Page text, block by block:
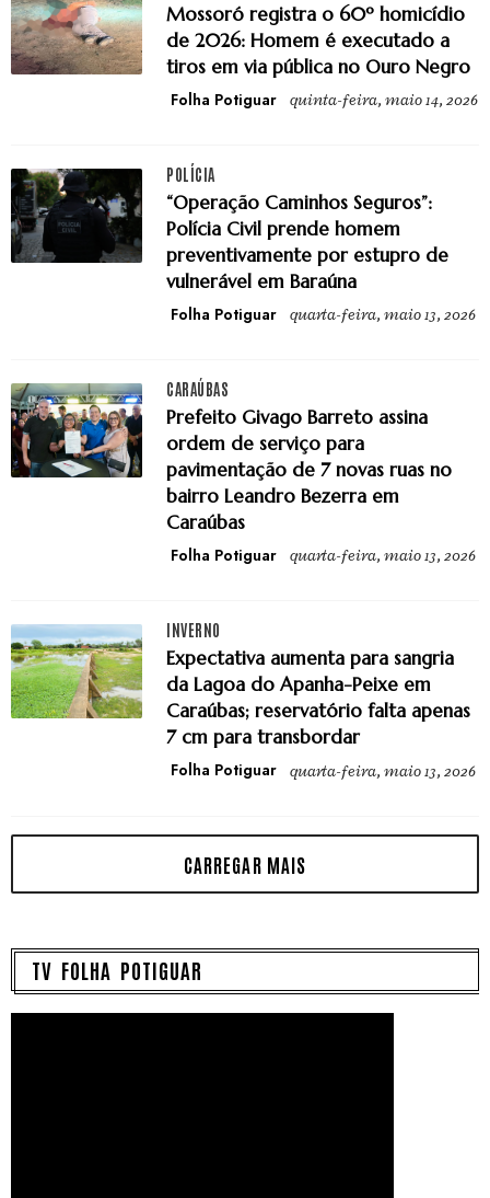
Mossoró registra o 60º homicídio
de 2026: Homem é executado a
tiros em via pública no Ouro Negro
Folha Potiguar quinta-feira, maio 14, 2026
POLÍCIA
“Operação Caminhos Seguros”:
Polícia Civil prende homem
preventivamente por estupro de
vulnerável em Baraúna
Folha Potiguar quarta-feira, maio 13, 2026
CARAÚBAS
Prefeito Givago Barreto assina
ordem de serviço para
pavimentação de 7 novas ruas no
bairro Leandro Bezerra em
Caraúbas
Folha Potiguar quarta-feira, maio 13, 2026
INVERNO
Expectativa aumenta para sangria
da Lagoa do Apanha-Peixe em
Caraúbas; reservatório falta apenas
7 cm para transbordar
Folha Potiguar quarta-feira, maio 13, 2026
TV FOLHA POTIGUAR